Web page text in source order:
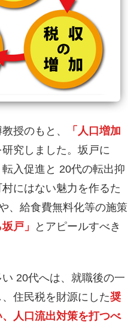
授のもと、
「人口増加
研究しました。坂戸に
入促進と 20代の転出抑
にはない魅力を作るた
、給食費無料化等の施策
戸」
とアピールすべき
20代へは、就職後の一
住民税を財源にした奨
人口流出対策を打つべ